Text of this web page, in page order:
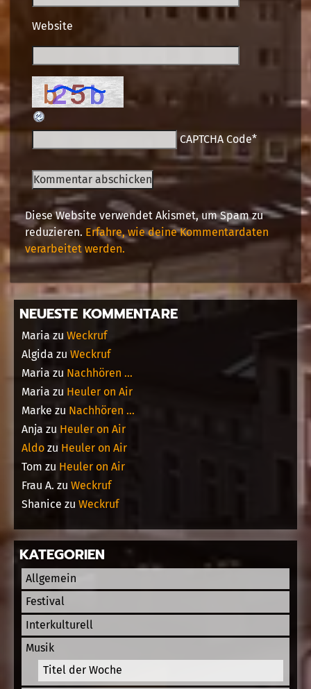
Website
CAPTCHA Code*
Diese Website verwendet Akismet, um Spam zu
reduzieren. Erfahre, wie deine Kommentardaten
verarbeitet werden.
NEUESTE KOMMENTARE
Maria zu Weckruf
Algida zu Weckruf
Maria zu Nachhören …
Maria zu Heuler on Air
Marke zu Nachhören …
Anja zu Heuler on Air
Aldo zu Heuler on Air
Tom zu Heuler on Air
Frau A. zu Weckruf
Shanice zu Weckruf
KATEGORIEN
Allgemein
Festival
Interkulturell
Musik
Titel der Woche